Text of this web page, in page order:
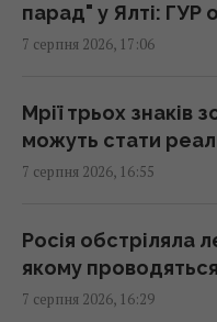
У кримінальній
матеріалами
16:06 п'ятниця, 07 серпня
У червні – 30 бомб,
16:04 п'ятниця, 07 серпня
Без перегляду
парад" у Ялті: ГУР
7 серпня 2026, 17:06
Мрії трьох знаків
можуть стати
7 серпня 2026, 16:55
Росія обстріляла
якому
7 серпня 2026, 16:29